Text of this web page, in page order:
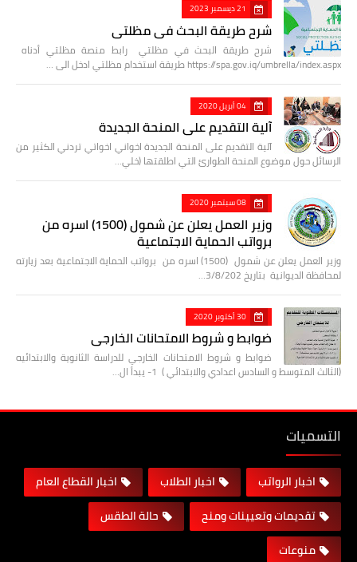
21 ديسمبر 2023
شرح طريقة البحث في مظلتي
شرح طريقة البحث في مظلتي رابط منصة مظلتي أدناه
https://spa.gov.iq/umbrella/index.aspx طريقة استخدام مظلتي ادخل الى …
04 أبريل 2020
آلية التقديم على المنحة الجديدة
آلية التقديم على المنحة الجديدة اخواني اخواتي تردني الكثير من
الرسائل حول موضوع المنحة الطوارئ التي اطلقتها (خلي…
08 سبتمبر 2020
وزير العمل يعلن عن شمول (1500) اسره من
برواتب الحماية الاجتماعية
وزير العمل يعلن عن شمول (1500) اسره من برواتب الحماية الاجتماعية بعد زيارته
لمحافظة الديوانية بتاريخ 3/8/202…
30 أكتوبر 2020
ضوابط و شروط الامتحانات الخارجي
ضوابط و شروط الامتحانات الخارجي للدراسة الثانوية والابتدائيه
(الثالث المتوسط و السادس اعدادي والابتدائي ) 1- يبدأ ال…
التسميات
اخبار الرواتب اخبار الطلاب
اخبار القطاع العام
تقديمات وتعيينات ومنح
حالة الطقس
منوعات